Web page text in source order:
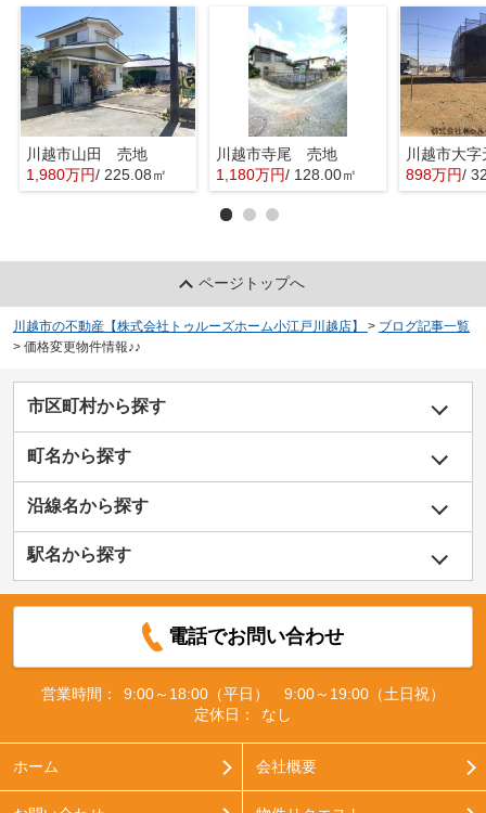
川越市山田 売地
1,980万円/ 225.08㎡
川越市寺尾 売地
1,180万円/ 128.00㎡ 898万円/
ページトップへ
川越市の不動産【株式会社トゥルーズホーム小江戸川越店】 > ブログ記事一覧
> 価格変更物件情報♪♪
市区町村から探す
町名から探す
沿線名から探す
駅名から探す
電話でお問い合わせ
営業時間：
9:00～18:00（平日） 9:00～19:00（土日祝）
定休日：
なし
ホーム 会社概要